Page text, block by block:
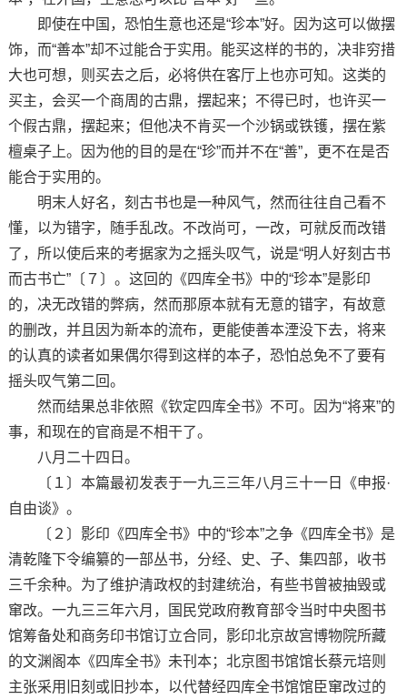
即使在中国，恐怕生意也还是“珍本”好。因为这可以做摆
饰，而“善本”却不过能合于实用。能买这样的书的，决非穷措
大也可想，则买去之后，必将供在客厅上也亦可知。这类的
买主，会买一个商周的古鼎，摆起来；不得已时，也许买一
个假古鼎，摆起来；但他决不肯买一个沙锅或铁镬，摆在紫
檀桌子上。因为他的目的是在“珍”而并不在“善”，更不在是否
能合于实用的。
明末人好名，刻古书也是一种风气，然而往往自己看不
懂，以为错字，随手乱改。不改尚可，一改，可就反而改错
了，所以使后来的考据家为之摇头叹气，说是“明人好刻古书
而古书亡”〔７〕。这回的《四库全书》中的“珍本”是影印
的，决无改错的弊病，然而那原本就有无意的错字，有故意
的删改，并且因为新本的流布，更能使善本湮没下去，将来
的认真的读者如果偶尔得到这样的本子，恐怕总免不了要有
摇头叹气第二回。
然而结果总非依照《钦定四库全书》不可。因为“将来”的
事，和现在的官商是不相干了。
八月二十四日。
〔１〕本篇最初发表于一九三三年八月三十一日《申报·
自由谈》。
〔２〕影印《四库全书》中的“珍本”之争《四库全书》是
清乾隆下令编纂的一部丛书，分经、史、子、集四部，收书
三千余种。为了维护清政权的封建统治，有些书曾被抽毁或
窜改。一九三三年六月，国民党政府教育部令当时中央图书
馆筹备处和商务印书馆订立合同，影印北京故宫博物院所藏
的文渊阁本《四库全书》未刊本；北京图书馆馆长蔡元培则
主张采用旧刻或旧抄本，以代替经四库全书馆馆臣窜改过的